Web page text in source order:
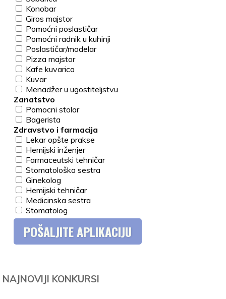
Konobar
Giros majstor
Pomoćni poslastičar
Pomoćni radnik u kuhinji
Poslastičar/modelar
Pizza majstor
Kafe kuvarica
Kuvar
Menadžer u ugostiteljstvu
Zanatstvo
Pomocni stolar
Bagerista
Zdravstvo i farmacija
Lekar opšte prakse
Hemijski inženjer
Farmaceutski tehničar
Stomatološka sestra
Ginekolog
Hemijski tehničar
Medicinska sestra
Stomatolog
NAJNOVIJI KONKURSI